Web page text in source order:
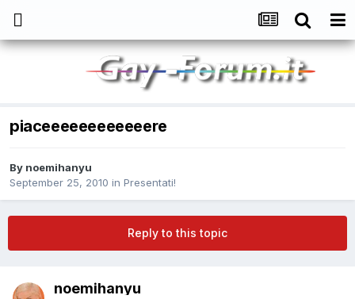
piaceeeeeeeeeeeere
By noemihanyu
September 25, 2010 in Presentati!
Reply to this topic
noemihanyu